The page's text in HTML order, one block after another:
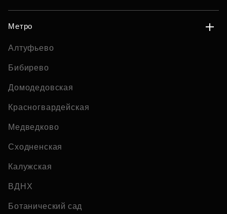
Метро
Алтуфьево
Бибирево
Домодедовская
Красногвардейская
Медведково
Сходненская
Калужская
ВДНХ
Ботанический сад